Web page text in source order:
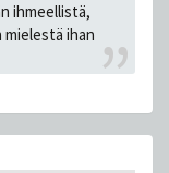
ihmeellistä,
ihan